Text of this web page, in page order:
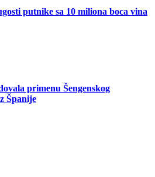
putnike sa 10 miliona boca vina
primenu Šengenskog
Španije